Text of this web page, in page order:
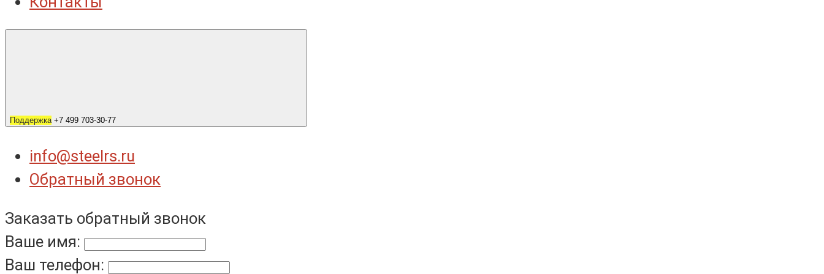
Поддержка +7 499 703-30-77
info@steelrs.ru
Обратный звонок
Заказать обратный звонок
Ваше имя:
Ваш телефон: